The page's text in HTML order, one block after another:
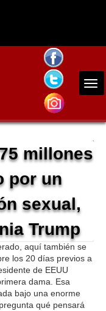
millones
por un
sexual,
Trump
aquí también se
los 20 días previos a
de EEUU
dama. Esa
bajo una enorme
qué pensará